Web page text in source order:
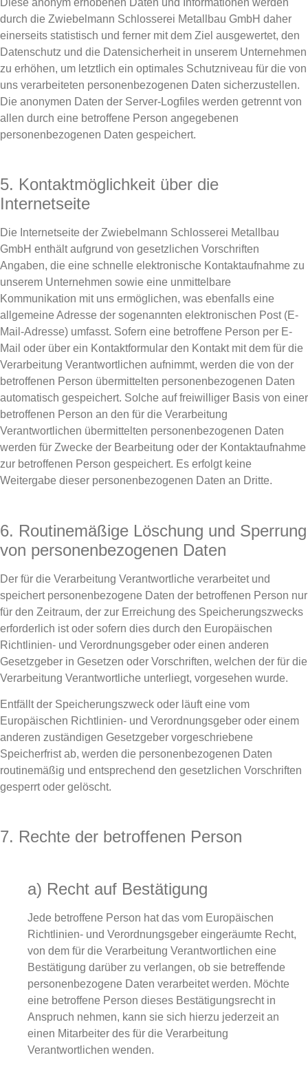
durch die Zwiebelmann Schlosserei Metallbau GmbH daher
einerseits statistisch und ferner mit dem Ziel ausgewertet, den
Datenschutz und die Datensicherheit in unserem Unternehmen
zu erhöhen, um letztlich ein optimales Schutzniveau für die von
uns verarbeiteten personenbezogenen Daten sicherzustellen.
Die anonymen Daten der Server-Logfiles werden getrennt von
allen durch eine betroffene Person angegebenen
personenbezogenen Daten gespeichert.
5. Kontaktmöglichkeit über die
Internetseite
Die Internetseite der Zwiebelmann Schlosserei Metallbau
GmbH enthält aufgrund von gesetzlichen Vorschriften
Angaben, die eine schnelle elektronische Kontaktaufnahme zu
unserem Unternehmen sowie eine unmittelbare
Kommunikation mit uns ermöglichen, was ebenfalls eine
allgemeine Adresse der sogenannten elektronischen Post (E-
Mail-Adresse) umfasst. Sofern eine betroffene Person per E-
Mail oder über ein Kontaktformular den Kontakt mit dem für die
Verarbeitung Verantwortlichen aufnimmt, werden die von der
betroffenen Person übermittelten personenbezogenen Daten
automatisch gespeichert. Solche auf freiwilliger Basis von einer
betroffenen Person an den für die Verarbeitung
Verantwortlichen übermittelten personenbezogenen Daten
werden für Zwecke der Bearbeitung oder der Kontaktaufnahme
zur betroffenen Person gespeichert. Es erfolgt keine
Weitergabe dieser personenbezogenen Daten an Dritte.
6. Routinemäßige Löschung und Sperrung
von personenbezogenen Daten
Der für die Verarbeitung Verantwortliche verarbeitet und
speichert personenbezogene Daten der betroffenen Person nur
für den Zeitraum, der zur Erreichung des Speicherungszwecks
erforderlich ist oder sofern dies durch den Europäischen
Richtlinien- und Verordnungsgeber oder einen anderen
Gesetzgeber in Gesetzen oder Vorschriften, welchen der für die
Verarbeitung Verantwortliche unterliegt, vorgesehen wurde.
Entfällt der Speicherungszweck oder läuft eine vom
Europäischen Richtlinien- und Verordnungsgeber oder einem
anderen zuständigen Gesetzgeber vorgeschriebene
Speicherfrist ab, werden die personenbezogenen Daten
routinemäßig und entsprechend den gesetzlichen Vorschriften
gesperrt oder gelöscht.
7. Rechte der betroffenen Person
a) Recht auf Bestätigung
Jede betroffene Person hat das vom Europäischen
Richtlinien- und Verordnungsgeber eingeräumte Recht,
von dem für die Verarbeitung Verantwortlichen eine
Bestätigung darüber zu verlangen, ob sie betreffende
personenbezogene Daten verarbeitet werden. Möchte
eine betroffene Person dieses Bestätigungsrecht in
Anspruch nehmen, kann sie sich hierzu jederzeit an
einen Mitarbeiter des für die Verarbeitung
Verantwortlichen wenden.